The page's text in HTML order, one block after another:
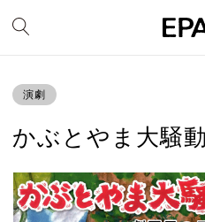
演劇
かぶとやま大騒動